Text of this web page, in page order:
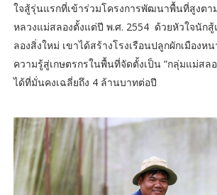
ใจสู้รุ่นแรกที่เข้าร่วมโครงการพัฒนาพื้นที่สูงตา
หลวงแม่สลองตั้งแต่ปี พ.ศ. 2554 ด้วยหัวใจนัก
ลองสิ่งใหม่ เขาได้สร้างโรงเรือนปลูกผักเมืองห
ความรู้สู่เกษตรกรในพื้นที่จัดตั้งเป็น “กลุ่มแม่สล
ได้ที่มั่นคงเฉลี่ยถึง 4 ล้านบาทต่อปี